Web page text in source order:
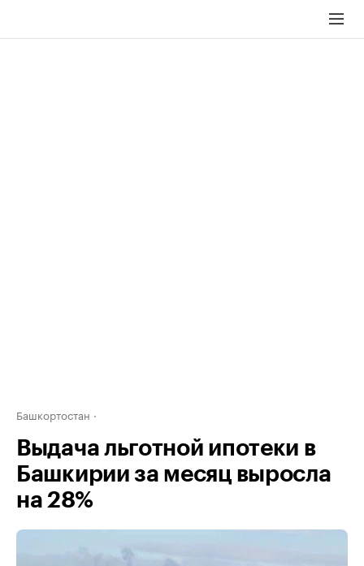
Башкортостан
Выдача льготной ипотеки в
Башкирии за месяц выросла
на 28%